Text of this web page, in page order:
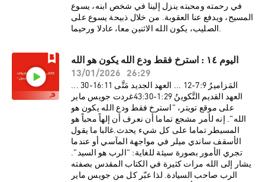
في رحمته ومحبته ينزل إلينا في شخص ابنه، يسوع
المسيح، ويدفع عنا العقوبة. من خلال ذبيحة يسوع على
الصليب، يكون الله الاثنين معا، عادلا ورحيما.
اليوم ١٤ : استرخ فقط ودع الله يكون هو الله
13/01/2026
26:29
المَزاميرُ 9:‏7-‏12 ... العهد الجديد مَتَّى 11:‏16-‏30 ...
العهد القديم التَّكوينُ 29:‏1-‏30:‏43غردت جويس ماير
على موقع تويتر، "استرخ فقط ودع الله يكون هو
الله". إنه لأمر مشجع تماما أن نعرف أن إلهاً محباً هو
المسيطر تماما على كل شيء يحدث.غالبا ما يقول
الأسقف ساندي ميلر في مواجهة المآسي أو عندما
تجري الأمور بصورة سيئة للغاية: "الرب هو السيد".
يشار إلى الله مرات كثيرة في الكتاب المقدس بصفته
الرب صاحب السيادة. لذا عبّر كل من جويس ماير